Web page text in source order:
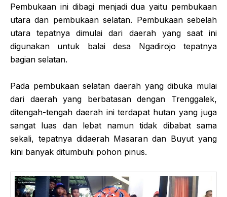
Pembukaan ini dibagi menjadi dua yaitu pembukaan
utara dan pembukaan selatan. Pembukaan sebelah
utara tepatnya dimulai dari daerah yang saat ini
digunakan untuk balai desa Ngadirojo tepatnya
bagian selatan.
Pada pembukaan selatan daerah yang dibuka mulai
dari daerah yang berbatasan dengan Trenggalek,
ditengah-tengah daerah ini terdapat hutan yang juga
sangat luas dan lebat namun tidak dibabat sama
sekali, tepatnya didaerah Masaran dan Buyut yang
kini banyak ditumbuhi pohon pinus.